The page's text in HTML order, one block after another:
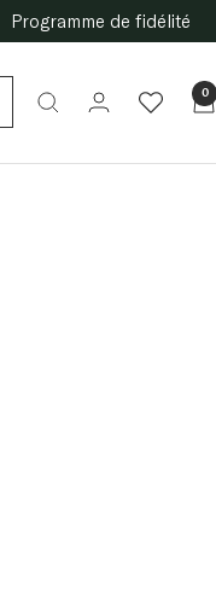
Programme de fidélité
0